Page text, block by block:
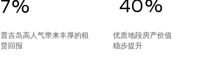
普吉岛高人气带来丰厚的租
赁回报
7% 40%
优质地段房产价值
稳步提升